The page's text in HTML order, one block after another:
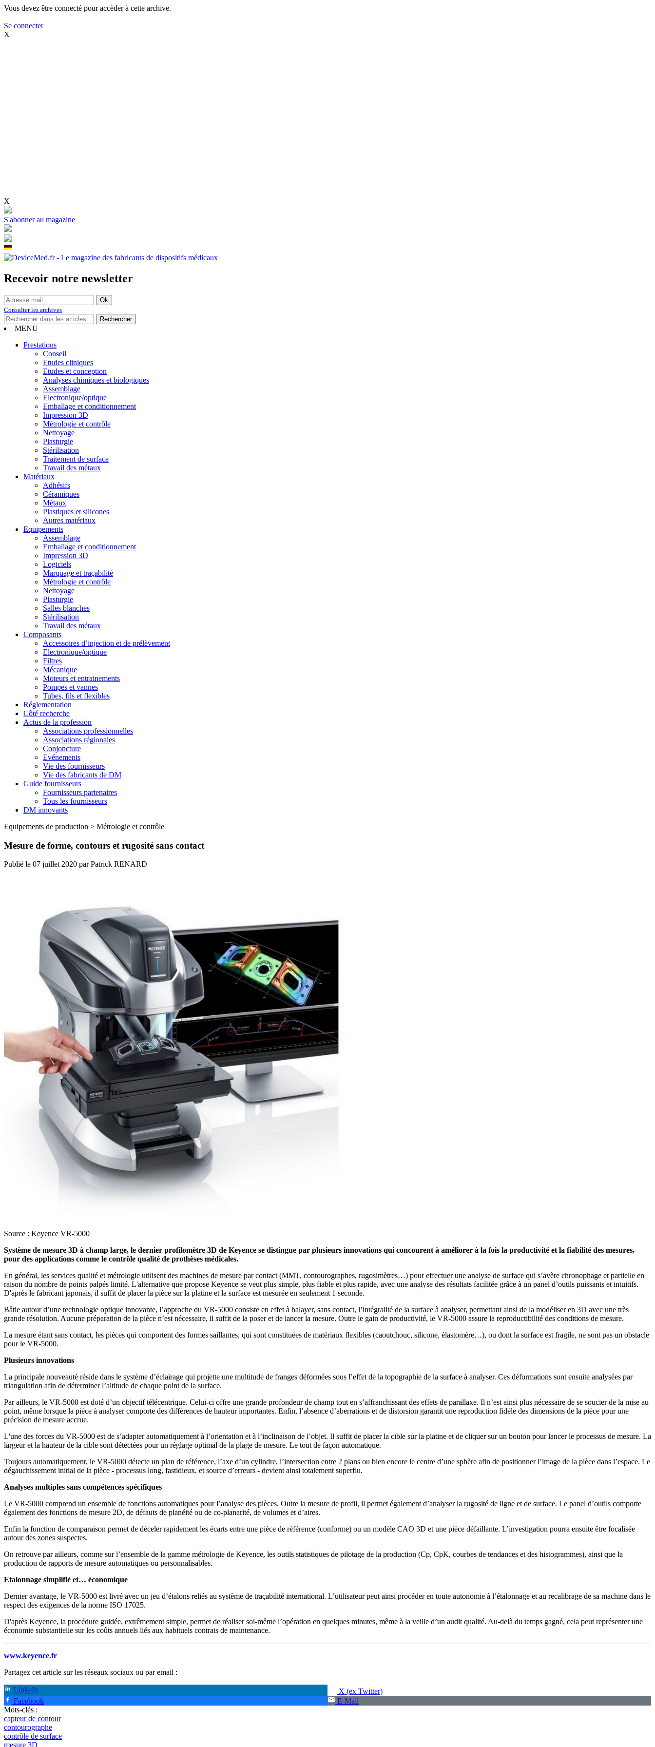
Vous devez être connecté pour accèder à cette archive.
Se connecter
X
X
S'abonner au magazine
Recevoir notre newsletter
Consulter les archives
MENU
Prestations
Conseil
Etudes cliniques
Etudes et conception
Analyses chimiques et biologiques
Assemblage
Electronique/optique
Emballage et conditionnement
Impression 3D
Métrologie et contrôle
Nettoyage
Plasturgie
Stérilisation
Traitement de surface
Travail des métaux
Matériaux
Adhésifs
Céramiques
Métaux
Plastiques et silicones
Autres matériaux
Equipements
Assemblage
Emballage et conditionnement
Impression 3D
Logiciels
Marquage et traçabilité
Métrologie et contrôle
Nettoyage
Plasturgie
Salles blanches
Stérilisation
Travail des métaux
Composants
Accessoires d’injection et de prélèvement
Electronique/optique
Filtres
Mécanique
Moteurs et entrainements
Pompes et vannes
Tubes, fils et flexibles
Réglementation
Côté recherche
Actus de la profession
Associations professionnelles
Associations régionales
Conjoncture
Evénements
Vie des fournisseurs
Vie des fabricants de DM
Guide fournisseurs
Fournisseurs partenaires
Tous les fournisseurs
DM innovants
Equipements de production > Métrologie et contrôle
Mesure de forme, contours et rugosité sans contact
Publié le 07 juillet 2020 parPatrick RENARD
Source : Keyence VR-5000
Système de mesure 3D à champ large, le dernier profilomètre 3D de Keyence se distingue par plusieurs innovations qui concourent à améliorer à la fois la productivité et la fiabilité des mesures,
pour des applications comme le contrôle qualité de prothèses médicales.
En général, les services qualité et métrologie utilisent des machines de mesure par contact (MMT, contourographes, rugosimètres…) pour effectuer une analyse de surface qui s’avère chronophage et partielle en
raison du nombre de points palpés limité. L'alternative que propose Keyence se veut plus simple, plus fiable et plus rapide, avec une analyse des résultats facilitée grâce à un panel d’outils puissants et intuitifs.
D'après le fabricant japonais, il suffit de placer la pièce sur la platine et la surface est mesurée en seulement 1 seconde.
Bâtie autour d’une technologie optique innovante, l’approche du VR-5000 consiste en effet à balayer, sans contact, l’intégralité de la surface à analyser, permettant ainsi de la modéliser en 3D avec une très
grande résolution. Aucune préparation de la pièce n’est nécessaire, il suffit de la poser et de lancer la mesure. Outre le gain de productivité, le VR-5000 assure la reproductibilité des conditions de mesure.
La mesure étant sans contact, les pièces qui comportent des formes saillantes, qui sont constituées de matériaux flexibles (caoutchouc, silicone, élastomère…), ou dont la surface est fragile, ne sont pas un obstacle
pour le VR-5000.
Plusieurs innovations
La principale nouveauté réside dans le système d’éclairage qui projette une multitude de franges déformées sous l’effet de la topographie de la surface à analyser. Ces déformations sont ensuite analysées par
triangulation afin de déterminer l’altitude de chaque point de la surface.
Par ailleurs, le VR-5000 est doté d’un objectif télécentrique. Celui-ci offre une grande profondeur de champ tout en s’affranchissant des effets de parallaxe. Il n’est ainsi plus nécessaire de se soucier de la mise au
point, même lorsque la pièce à analyser comporte des différences de hauteur importantes. Enfin, l’absence d’aberrations et de distorsion garantit une reproduction fidèle des dimensions de la pièce pour une
précision de mesure accrue.
L'une des forces du VR-5000 est de s’adapter automatiquement à l’orientation et à l’inclinaison de l’objet. Il suffit de placer la cible sur la platine et de cliquer sur un bouton pour lancer le processus de mesure. La
largeur et la hauteur de la cible sont détectées pour un réglage optimal de la plage de mesure. Le tout de façon automatique.
Toujours automatiquement, le VR-5000 détecte un plan de référence, l’axe d’un cylindre, l’intersection entre 2 plans ou bien encore le centre d’une sphère afin de positionner l’image de la pièce dans l’espace. Le
dégauchissement initial de la pièce - processus long, fastidieux, et source d’erreurs - devient ainsi totalement superflu.
Analyses multiples sans compétences spécifiques
Le VR-5000 comprend un ensemble de fonctions automatiques pour l’analyse des pièces. Outre la mesure de profil, il permet également d’analyser la rugosité de ligne et de surface. Le panel d’outils comporte
également des fonctions de mesure 2D, de défauts de planéité ou de co-planarité, de volumes et d’aires.
Enfin la fonction de comparaison permet de déceler rapidement les écarts entre une pièce de référence (conforme) ou un modèle CAO 3D et une pièce défaillante. L’investigation pourra ensuite être focalisée
autour des zones suspectes.
On retrouve par ailleurs, comme sur l’ensemble de la gamme métrologie de Keyence, les outils statistiques de pilotage de la production (Cp, CpK, courbes de tendances et des histogrammes), ainsi que la
production de rapports de mesure automatiques ou personnalisables.
Etalonnage simplifié et… économique
Dernier avantage, le VR-5000 est livré avec un jeu d’étalons reliés au système de traçabilité international. L’utilisateur peut ainsi procéder en toute autonomie à l’étalonnage et au recalibrage de sa machine dans le
respect des exigences de la norme ISO 17025.
D'après Keyence, la procédure guidée, extrêmement simple, permet de réaliser soi-même l’opération en quelques minutes, même à la veille d’un audit qualité. Au-delà du temps gagné, cela peut représenter une
économie substantielle sur les coûts annuels liés aux habituels contrats de maintenance.
www.keyence.fr
Partagez cet article sur les réseaux sociaux ou par email :
LinkeIn
X (ex Twitter)
Facebook
E-Mail
Mots-clés :
capteur de contour
contourographe
contrôle de surface
mesure 3D